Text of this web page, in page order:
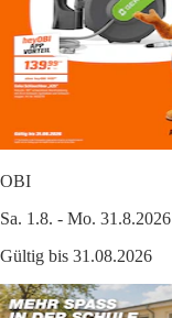
OBI
Sa. 1.8. - Mo. 31.8.2026
Gültig bis 31.08.2026